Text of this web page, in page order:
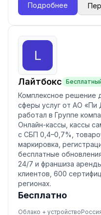
Подробнее
Лайтбокс
Комплексное решение
сферы услуг от АО «Пи
работал в Группе
Онлайн-кассы, кассы
с СБП 0,4–0,7%,
маркировка,
бесплатные
24/7 и франшиза
клиентов, 600
регионах.
Бесплатно
Облако + устройство